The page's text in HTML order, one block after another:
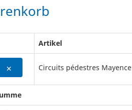
Artikel
✕ Circuits pédestres Mayence